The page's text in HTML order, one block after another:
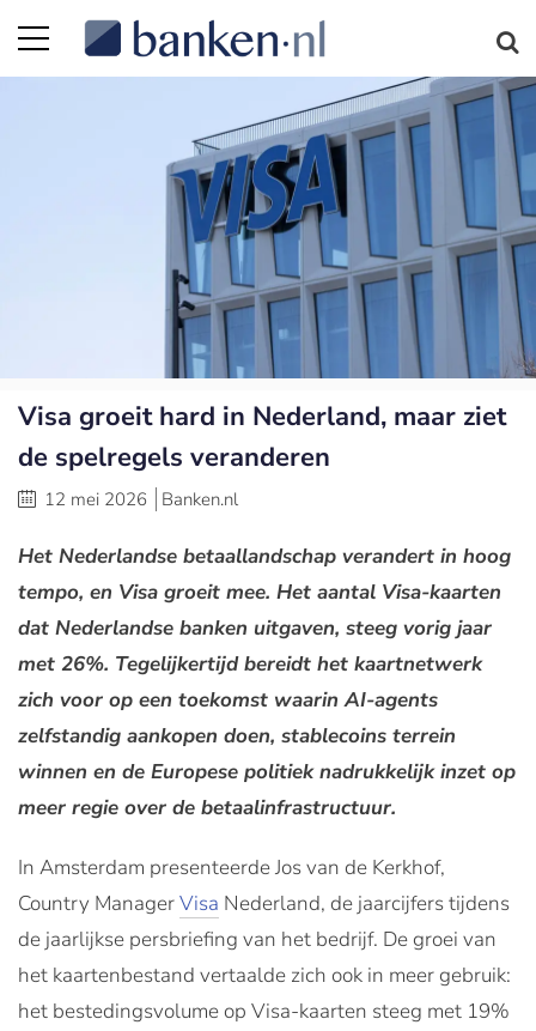
Visa groeit hard in Nederland, maar ziet
de spelregels veranderen
12 mei 2026 Banken.nl
Het Nederlandse betaallandschap verandert in hoog
tempo, en Visa groeit mee. Het aantal Visa-kaarten
dat Nederlandse banken uitgaven, steeg vorig jaar
met 26%. Tegelijkertijd bereidt het kaartnetwerk
zich voor op een toekomst waarin AI-agents
zelfstandig aankopen doen, stablecoins terrein
winnen en de Europese politiek nadrukkelijk inzet op
meer regie over de betaalinfrastructuur.
In Amsterdam presenteerde Jos van de Kerkhof,
Country ManagerVisa Nederland, de jaarcijfers tijdens
de jaarlijkse persbriefing van het bedrijf. De groei van
het kaartenbestand vertaalde zich ook in meer gebruik:
het bestedingsvolume op Visa-kaarten steeg met 19%